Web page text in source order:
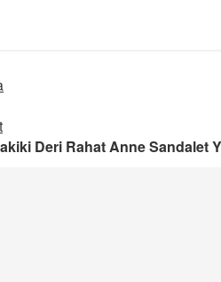
Deri Rahat Anne Sandalet